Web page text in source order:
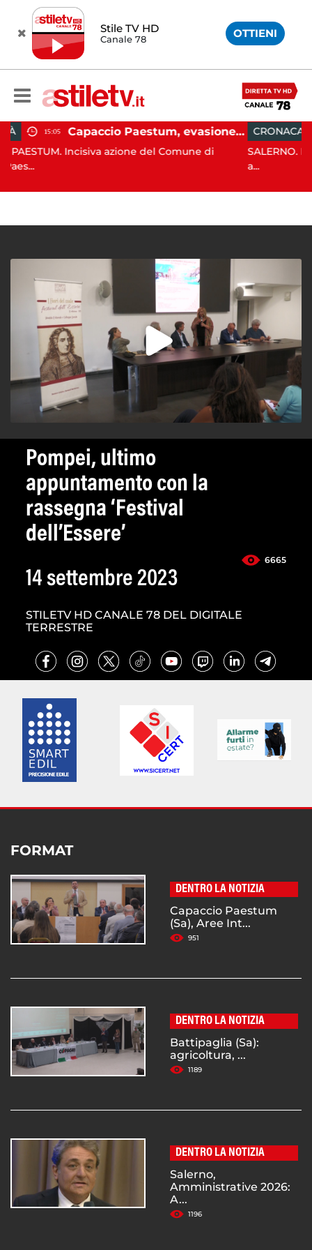
Stile TV HD
Canale 78 OTTIENI
Capaccio Paestum, evasione tassa di soggiorno: scoperte 49 strutture fantasma, elevate 132 sanzioni
azione del Comune di
CRONACA 13:55
SALERNO. E' stato scoperto
Pompei, ultimo
appuntamento con la
rassegna ‘Festival
dell’Essere’
6665
14 settembre 2023
STILETV HD CANALE 78 DEL DIGITALE
TERRESTRE
FORMAT
DENTRO LA NOTIZIA
Capaccio Paestum
(Sa), Aree Int...
951
DENTRO LA NOTIZIA
Battipaglia (Sa):
agricoltura, ...
1189
DENTRO LA NOTIZIA
Salerno,
Amministrative 2026:
A...
1196